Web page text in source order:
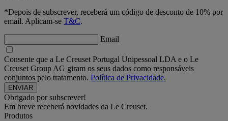
*Depois de subscrever, receberá um código de desconto de 10% por
email. Aplicam-se T&C.
Email
Consente que a Le Creuset Portugal Unipessoal LDA e o Le
Creuset Group AG giram os seus dados como responsáveis
conjuntos pelo tratamento. Política de Privacidade.
Obrigado por subscrever!
Em breve receberá novidades da Le Creuset.
Produtos